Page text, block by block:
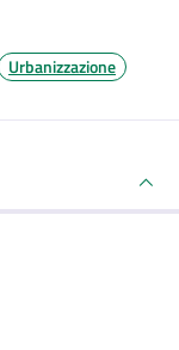
Urbanizzazione